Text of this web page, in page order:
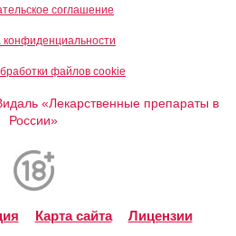
соглашение
конфиденциальности
файлов cookie
«Лекарственные препараты в
России»
Карта сайта
Лицензии